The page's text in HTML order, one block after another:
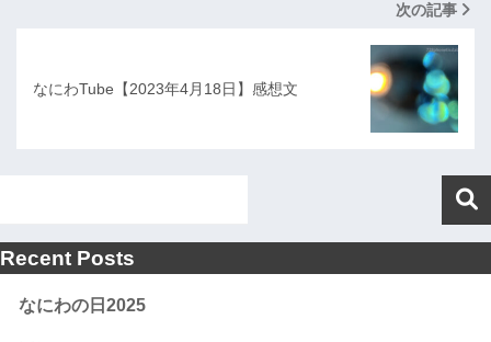
次の記事
なにわTube【2023年4月18日】感想文
Recent Posts
なにわの日2025